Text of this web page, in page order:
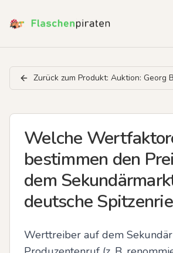
Zurück zum Produkt: Auktion: Georg
Welche
bestimmen den
dem
deutsche
Werttreiber auf dem